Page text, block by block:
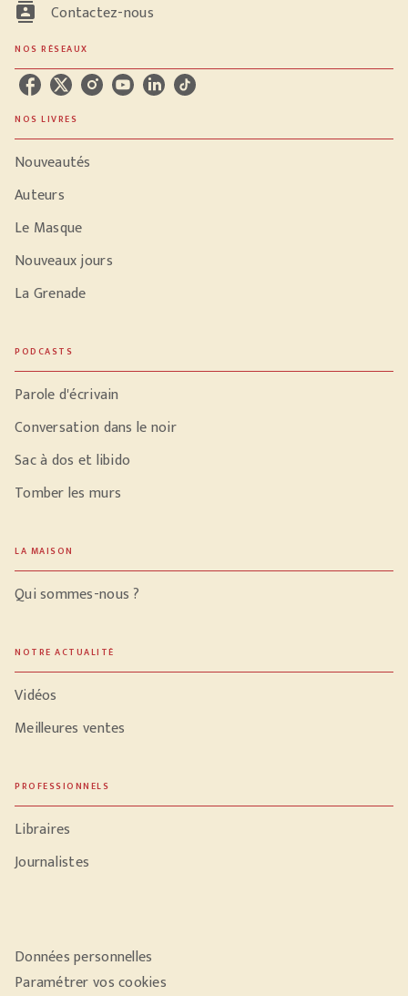
contacts Contactez-nous
NOS RÉSEAUX
NOS LIVRES
Nouveautés
Auteurs
Le Masque
Nouveaux jours
La Grenade
PODCASTS
Parole d'écrivain
Conversation dans le noir
Sac à dos et libido
Tomber les murs
LA MAISON
Qui sommes-nous ?
NOTRE ACTUALITÉ
Vidéos
Meilleures ventes
PROFESSIONNELS
Libraires
Journalistes
Données personnelles
Paramétrer vos cookies